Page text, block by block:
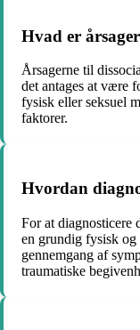
Hvad er
Årsagerne til
det antages at være
fysisk eller seksuel
faktorer.
Hvordan
For at diagnosticere
en grundig fysisk
gennemgang af
traumatiske